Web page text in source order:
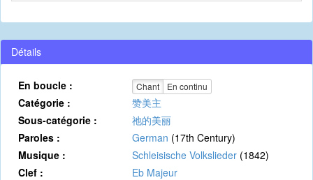
Détails
En boucle : Chant En continu
Catégorie :
赞美主
Sous-catégorie :
祂的美丽
Paroles :
German (17th Century)
Musique :
Schleisische Volkslieder (1842)
Clef :
Eb Majeur